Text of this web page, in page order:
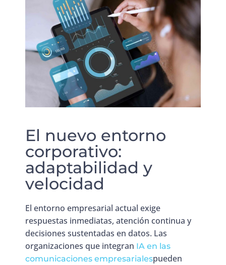
El nuevo entorno
corporativo:
adaptabilidad y
velocidad
El entorno empresarial actual exige
respuestas inmediatas, atención continua y
decisiones sustentadas en datos. Las
organizaciones que integran IA en las
comunicaciones empresarialespueden